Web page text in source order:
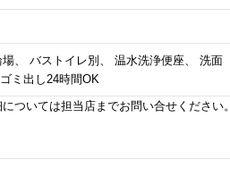
、 バストイレ別、 温水洗浄便座、 洗面
ミ出し24時間OK
ついては担当店までお問い合せください。